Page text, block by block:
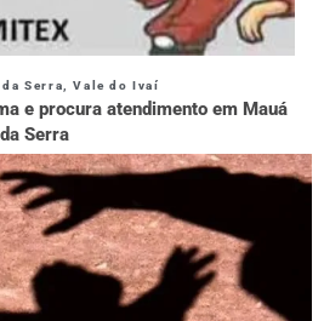
da Serra ,Vale do Ivaí
e procura atendimento em Mauá
da Serra